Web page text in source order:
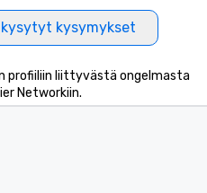
kysymykset
profiiliin liittyvästä ongelmasta
Networkiin.